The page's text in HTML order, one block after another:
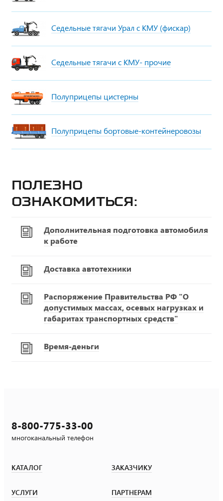
Седельные тягачи Урал с КМУ (фискар)
Седельные тягачи с КМУ- прочие
Полуприцепы цистерны
Полуприцепы бортовые-контейнеровозы
Полезно
ознакомиться:
Дополнительная подготовка автомобиля
к работе
Доставка автотехники
Распоряжение Правительства РФ "О
допустимых массах, осевых нагрузках и
габаритах транспортных средств"
Время-деньги
8-800-775-33-00
многоканальный телефон
КАТАЛОГ ЗАКАЗЧИКУ
УСЛУГИ ПАРТНЕРАМ